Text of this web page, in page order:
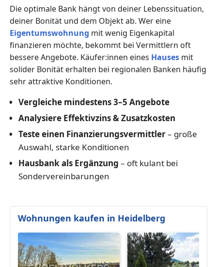
Die optimale Bank hängt von deiner Lebenssituation,
deiner Bonität und dem Objekt ab. Wer eine
Eigentumswohnung mit wenig Eigenkapital
finanzieren möchte, bekommt bei Vermittlern oft
bessere Angebote. Käufer:innen eines Hauses mit
solider Bonität erhalten bei regionalen Banken häufig
sehr attraktive Konditionen.
Vergleiche mindestens 3–5 Angebote
Analysiere Effektivzins & Zusatzkosten
Teste einen Finanzierungsvermittler– große
Auswahl, starke Konditionen
Hausbank als Ergänzung – oft kulant bei
Sondervereinbarungen
Wohnungen kaufen in Heidelberg